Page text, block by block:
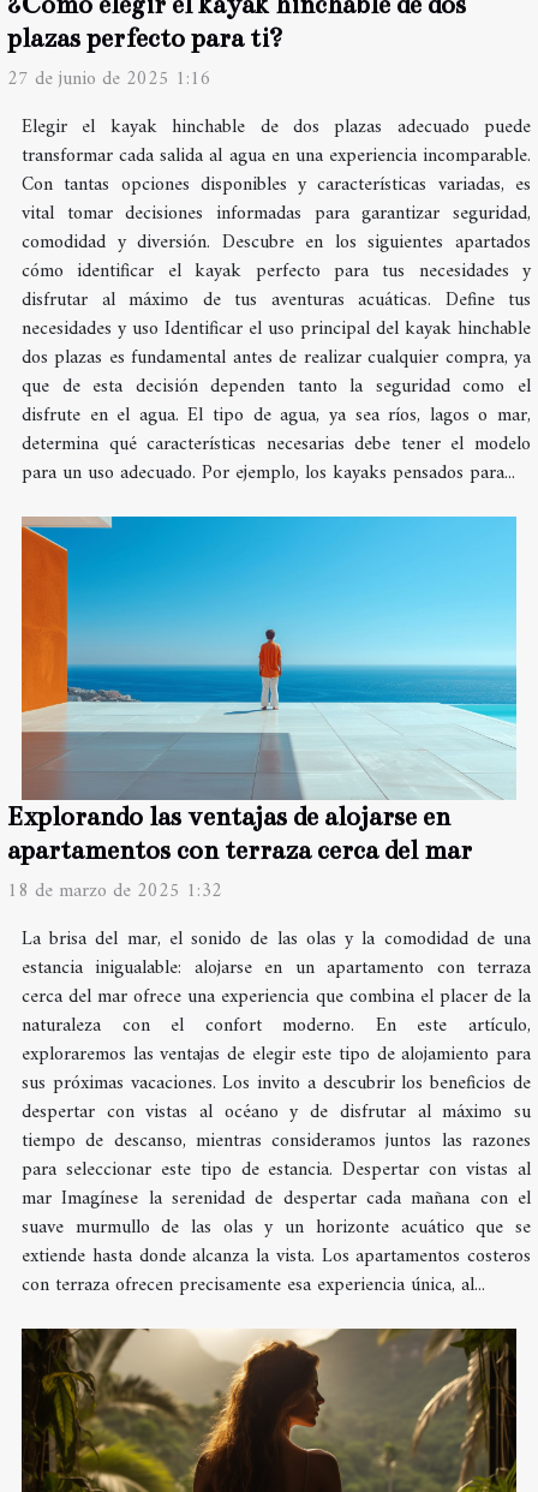
plazas perfecto para ti?
27 de junio de 2025 1:16
Elegir el kayak hinchable de dos plazas adecuado puede
transformar cada salida al agua en una experiencia incomparable.
Con tantas opciones disponibles y características variadas, es
vital tomar decisiones informadas para garantizar seguridad,
comodidad y diversión. Descubre en los siguientes apartados
cómo identificar el kayak perfecto para tus necesidades y
disfrutar al máximo de tus aventuras acuáticas. Define tus
necesidades y uso Identificar el uso principal del kayak hinchable
dos plazas es fundamental antes de realizar cualquier compra, ya
que de esta decisión dependen tanto la seguridad como el
disfrute en el agua. El tipo de agua, ya sea ríos, lagos o mar,
determina qué características necesarias debe tener el modelo
para un uso adecuado. Por ejemplo, los kayaks pensados para...
Explorando las ventajas de alojarse en
apartamentos con terraza cerca del mar
18 de marzo de 2025 1:32
La brisa del mar, el sonido de las olas y la comodidad de una
estancia inigualable: alojarse en un apartamento con terraza
cerca del mar ofrece una experiencia que combina el placer de la
naturaleza con el confort moderno. En este artículo,
exploraremos las ventajas de elegir este tipo de alojamiento para
sus próximas vacaciones. Los invito a descubrir los beneficios de
despertar con vistas al océano y de disfrutar al máximo su
tiempo de descanso, mientras consideramos juntos las razones
para seleccionar este tipo de estancia. Despertar con vistas al
mar Imagínese la serenidad de despertar cada mañana con el
suave murmullo de las olas y un horizonte acuático que se
extiende hasta donde alcanza la vista. Los apartamentos costeros
con terraza ofrecen precisamente esa experiencia única, al...